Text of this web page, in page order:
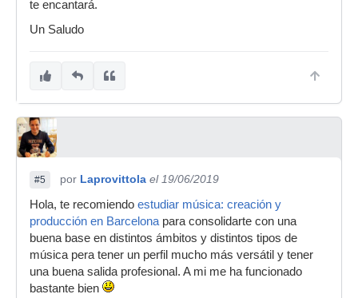
te encantará.
Un Saludo
#5 por Laprovittola el 19/06/2019
Hola, te recomiendo estudiar música: creación y
producción en Barcelona para consolidarte con una
buena base en distintos ámbitos y distintos tipos de
música pera tener un perfil mucho más versátil y tener
una buena salida profesional. A mi me ha funcionado
bastante bien